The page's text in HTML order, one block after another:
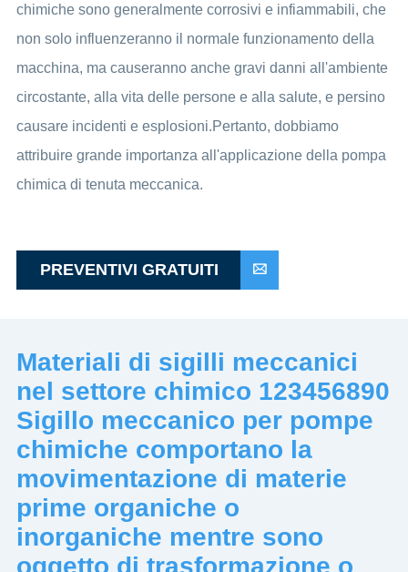
chimiche sono generalmente corrosivi e infiammabili, che
non solo influenzeranno il normale funzionamento della
macchina, ma causeranno anche gravi danni all'ambiente
circostante, alla vita delle persone e alla salute, e persino
causare incidenti e esplosioni.Pertanto, dobbiamo
attribuire grande importanza all'applicazione della pompa
chimica di tenuta meccanica.

PREVENTIVI GRATUITI
Materiali di sigilli meccanici
nel settore chimico 123456890
Sigillo meccanico per pompe
chimiche comportano la
movimentazione di materie
prime organiche o
inorganiche mentre sono
oggetto di trasformazione o